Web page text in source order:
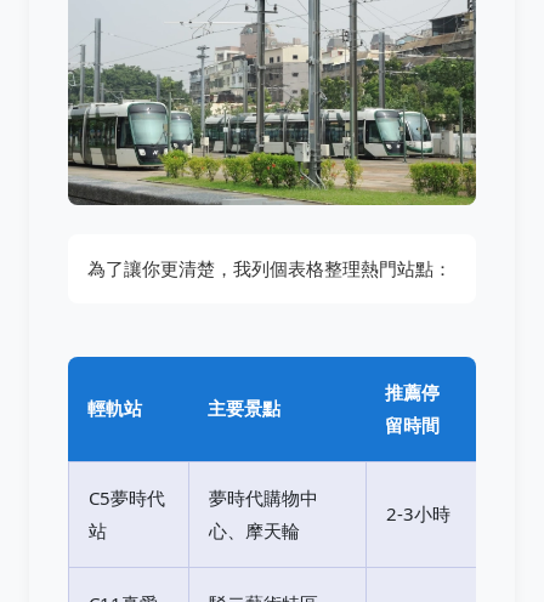
為了讓你更清楚，我列個表格整理熱門站點：
輕軌站 主要景點
推薦停
留時間
C5夢時代
站
夢時代購物中
心、摩天輪
2-3小時